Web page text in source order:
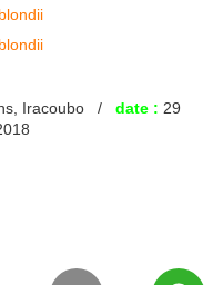
Iracoubo / date : 29